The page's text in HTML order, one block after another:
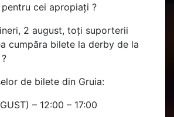
cei apropiați ?️
2 august, toți suporterii
cumpăra bilete la derby de la
de bilete din Gruia:
– 12:00 – 17:00